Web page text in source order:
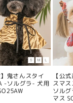
鬼さんスタイ
-ソルグラ- 犬用
【公
スマ
ソル
マス